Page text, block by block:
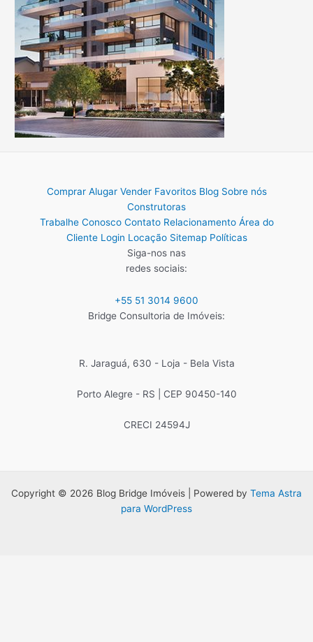
Comprar Alugar Vender Favoritos Blog Sobre nós
Construtoras
Trabalhe Conosco Contato Relacionamento Área do
Cliente Login Locação Sitemap Políticas
Siga-nos nas
redes sociais:
+55 51 3014 9600
Bridge Consultoria de Imóveis:
R. Jaraguá, 630 - Loja - Bela Vista
Porto Alegre - RS | CEP 90450-140
CRECI 24594J
Copyright © 2026 Blog Bridge Imóveis | Powered by Tema Astra
para WordPress